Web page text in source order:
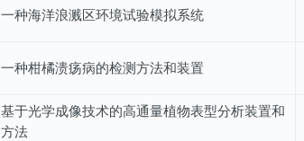
一种海洋浪溅区环境试验模拟系统
一种柑橘溃疡病的检测方法和装置
基于光学成像技术的高通量植物表型分析装置和
方法